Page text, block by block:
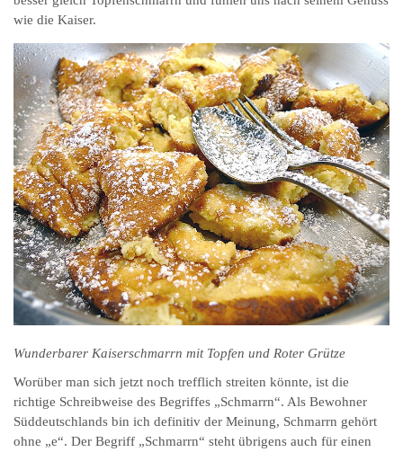
wie die Kaiser.
Wunderbarer Kaiserschmarrn mit Topfen und Roter Grütze
Worüber man sich jetzt noch trefflich streiten könnte, ist die
richtige Schreibweise des Begriffes „Schmarrn“. Als Bewohner
Süddeutschlands bin ich definitiv der Meinung, Schmarrn gehört
ohne „e“. Der Begriff „Schmarrn“ steht übrigens auch für einen